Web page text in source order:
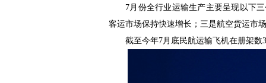
7月份全行业运输生产主要呈现以下
客运市场保持快速增长；三是航空货运市
截至今年7月底民航运输飞机在册架数